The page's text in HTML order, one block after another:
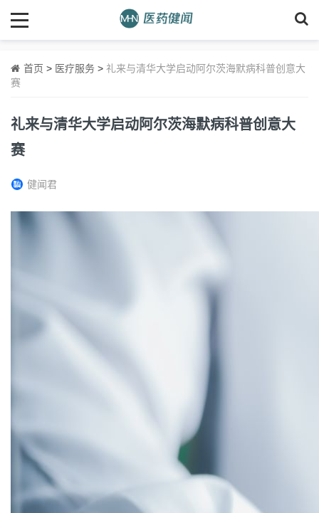
首页 > 医疗服务 > 礼来与清华大学启动阿尔茨海默病科普创意大
赛
礼来与清华大学启动阿尔茨海默病科普创意大
赛
健闻君